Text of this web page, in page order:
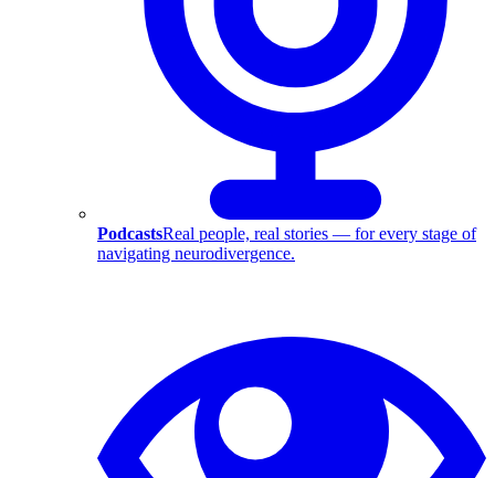
PodcastsReal people, real stories — for every stage of
navigating neurodivergence.